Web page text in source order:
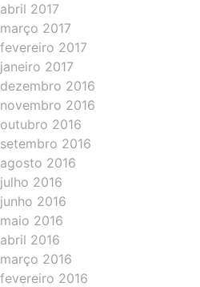
abril 2017
março 2017
fevereiro 2017
janeiro 2017
dezembro 2016
novembro 2016
outubro 2016
setembro 2016
agosto 2016
julho 2016
junho 2016
maio 2016
abril 2016
março 2016
fevereiro 2016